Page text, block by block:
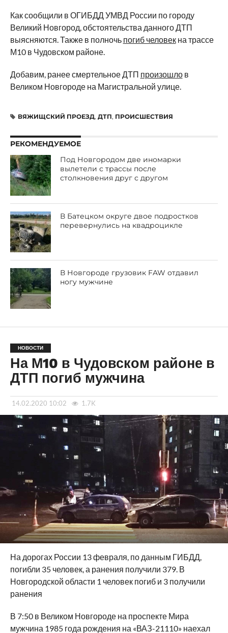
Как сообщили в ОГИБДД УМВД России по городу
Великий Новгород, обстоятельства данного ДТП
выясняются. Также в полночь погиб человекна трассе
М10 в Чудовском районе.
Добавим, ранее смертельное ДТП произошлов
Великом Новгороде на Магистральной улице.
ВЯЖИЩСКИЙ ПРОЕЗД, ДТП, ПРОИСШЕСТВИЯ
РЕКОМЕНДУЕМОЕ
Под Новгородом две иномарки
вылетели с трассы после
столкновения друг с другом
В Батецком округе двое подростков
перевернулись на квадроцикле
В Новгороде грузовик FAW отдавил
ногу мужчине
НОВОСТИ
На М10 в Чудовском районе в
ДТП погиб мужчина
14.02.2020 10:02 1.7K
На дорогах России 13 февраля, по данным ГИБДД,
погибли 35 человек, а ранения получили 379. В
Новгородской области 1 человек погиб и 3 получили
ранения
В 7:50 в Великом Новгороде на проспекте Мира
мужчина 1985 года рождения на «ВАЗ-21110» наехал